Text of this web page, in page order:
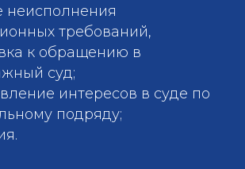
неисполнения
требований,
к обращению в
суд;
интересов в суде по
подряду;